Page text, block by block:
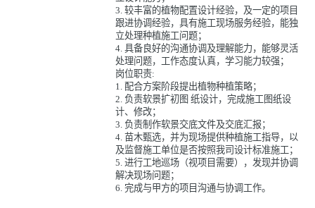
3. 较丰富的植物配置设计经验，及一定的项目
跟进协调经验，具有施工现场服务经验，能独
立处理种植施工问题；
4. 具备良好的沟通协调及理解能力，能够灵活
处理问题，工作态度认真，学习能力较强；
岗位职责:
1. 配合方案阶段提出植物种植策略；
2. 负责软景扩初图 纸设计，完成施工图纸设
计、修改；
3. 负责制作软景交底文件及交底汇报；
4. 苗木甄选，并为现场提供种植施工指导，以
及监督施工单位是否按照我司设计标准施工；
5. 进行工地巡场（视项目需要），发现并协调
解决现场问题；
6. 完成与甲方的项目沟通与协调工作。